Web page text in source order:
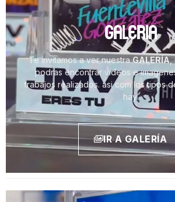
GALERIA
Te invitamos a ver nuestraGALERÍA,
podras encontrar videos e
trabajos realizados. asi com los tipos
hay.
IR A GALERÍA